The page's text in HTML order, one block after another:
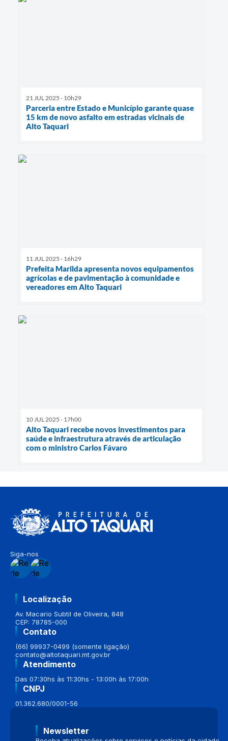
21 JUL 2025 - 10h29
Parceria entre Estado e Município garante quase
15 km de novo asfalto em estradas vicinais de
Alto Taquari
11 JUL 2025 - 16h29
Prefeita Marilda apresenta novos equipamentos
agrícolas e de pavimentação à comunidade e
vereadores em Alto Taquari
10 JUL 2025 - 17h00
Alto Taquari recebe novos investimentos para
saúde e infraestrutura através de articulação
com o ministro Carlos Fávaro
Siga-nos
Localização
Av. Macario Subtil de Oliveira, 848
CEP: 78785-000
Contato
(66) 99937-0499 (somente ligação)
contato@altotaquari.mt.gov.br
Atendimento
Das 07:30hs às 11:30hs - 13:00h às 17:00h
CNPJ
01.362.680/0001-56
Newsletter